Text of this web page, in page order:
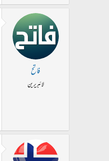
فاتح
لائبریرین